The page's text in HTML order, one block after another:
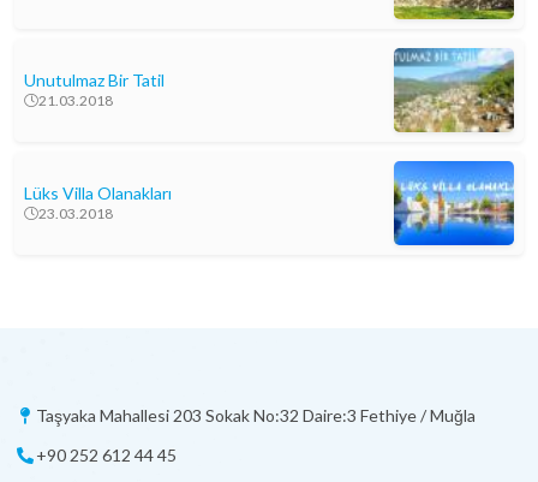
Unutulmaz Bir Tatil
21.03.2018
Lüks Villa Olanakları
23.03.2018
Taşyaka Mahallesi 203 Sokak No:32 Daire:3 Fethiye / Muğla
+90 252 612 44 45